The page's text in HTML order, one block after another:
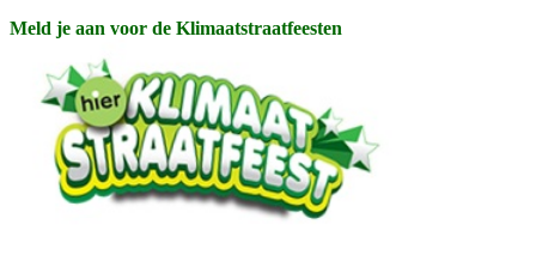
Meld je aan voor de Klimaatstraatfeesten